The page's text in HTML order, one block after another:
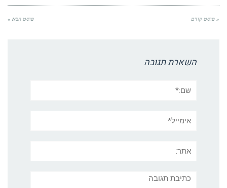
« פוסט קודם פוסט הבא »
השארת תגובה
תגובה